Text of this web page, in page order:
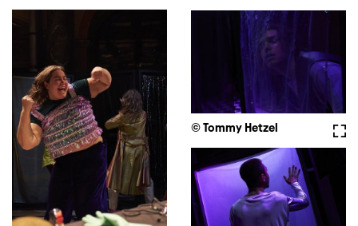
© Tommy Hetzel